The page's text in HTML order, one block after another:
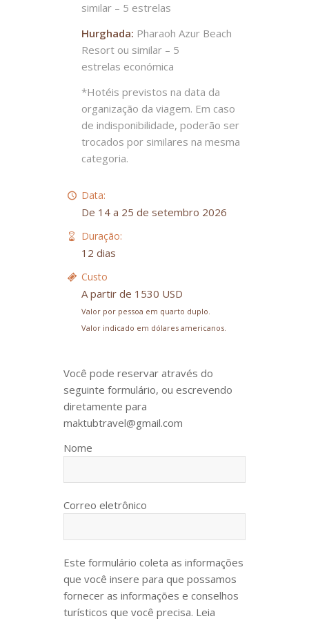
similar – 5 estrelas
Hurghada: Pharaoh Azur Beach
Resort ou similar – 5
estrelas económica
*Hotéis previstos na data da
organização da viagem. Em caso
de indisponibilidade, poderão ser
trocados por similares na mesma
categoria.
Data:
De 14 a 25 de setembro 2026
Duração:
12 dias
Custo
A partir de 1530 USD
Valor por pessoa em quarto duplo.
Valor indicado em dólares americanos.
Você pode reservar através do
seguinte formulário, ou escrevendo
diretamente para
maktubtravel@gmail.com
Nome
Correo eletrônico
Este formulário coleta as informações
que você insere para que possamos
fornecer as informações e conselhos
turísticos que você precisa. Leia